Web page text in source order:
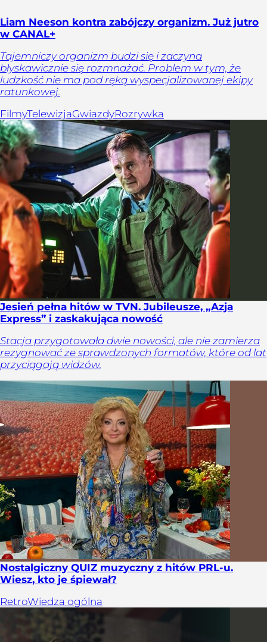
Liam Neeson kontra zabójczy organizm. Już jutro
w CANAL+
Tajemniczy organizm budzi się i zaczyna
błyskawicznie się rozmnażać. Problem w tym, że
ludzkość nie ma pod ręką wyspecjalizowanej ekipy
ratunkowej.
FilmyTelewizjaGwiazdyRozrywka
Jesień pełna hitów w TVN. Jubileusze, „Azja
Express” i zaskakująca nowość
Stacja przygotowała dwie nowości, ale nie zamierza
rezygnować ze sprawdzonych formatów, które od lat
przyciągają widzów.
Nostalgiczny QUIZ muzyczny z hitów PRL-u.
Wiesz, kto je śpiewał?
RetroWiedza ogólna